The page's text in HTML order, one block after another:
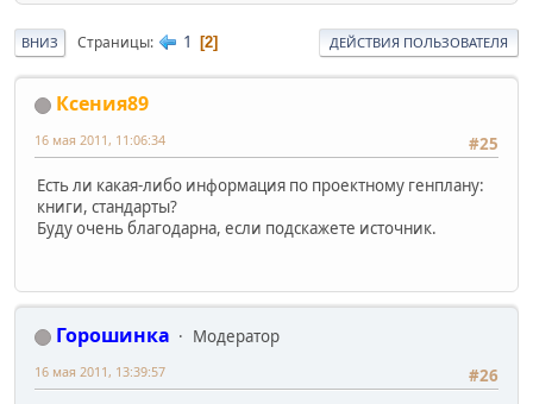
ВНИЗ Страницы 1 2 ДЕЙСТВИЯ ПОЛЬЗОВАТЕЛЯ
Ксения89
#25
16 мая 2011, 11:06:34
Есть ли какая-либо информация по проектному генплану:
книги, стандарты?
Буду очень благодарна, если подскажете источник.
Горошинка
Модератор
#26
16 мая 2011, 13:39:57